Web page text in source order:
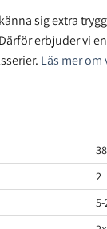
sig extra
erbjuder vi
Läs mer om
38
2
5-